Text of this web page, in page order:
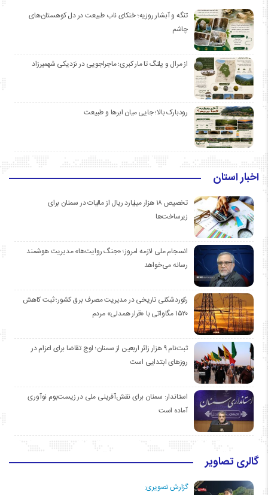
تنگه و آبشار روزیه؛ خنکای ناب طبیعت در دل کوهستان‌های
چاشم
از مرال و پلنگ تا مار کبری؛ ماجراجویی در نزدیکی شهمیرزاد
رودبارک بالا؛ جایی میان ابرها و طبیعت
اخبار استان
تخصیص ۱۸ هزار میلیارد ریال از مالیات در سمنان برای
زیرساخت‌ها
انسجام ملی لازمه امروز؛ «جنگ روایت‌ها» مدیریت هوشمند
رسانه می‌خواهد
رکوردشکنی تاریخی در مدیریت مصرف برق کشور؛ ثبت کاهش
۱۵۲۰ مگاواتی با «قرار همدلی» مردم
ثبت‌نام ۹ هزار زائر اربعین از سمنان؛ اوج تقاضا برای اعزام در
روزهای ابتدایی است
استاندار: سمنان برای نقش‌آفرینی ملی در زیست‌بوم نوآوری
آماده است
گالری تصاویر
گزارش تصویری: